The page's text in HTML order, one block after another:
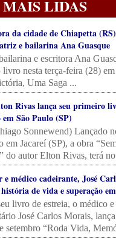
MAIS LIDAS
da cidade de Chiapetta
e bailarina Ana Guasque
e escritora Ana
nesta terça-feira (28)
Uma Saga ...
Rivas lança seu primeiro
São Paulo (SP)
Sonnewend) Lançado
em Jacareí (SP), a obra
do autor Elton Rivas, terá
e médico cadeirante, José
história de vida e superação
livro de estreia, o médico
José Carlos Morais,
setembro “Roda Vida,